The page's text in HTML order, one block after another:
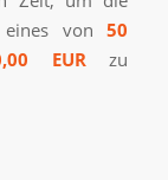
eines von50
EUR zu